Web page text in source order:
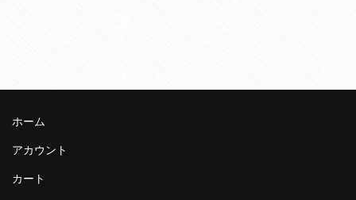
ホーム
アカウント
カート